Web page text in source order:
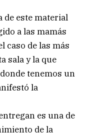
de este material
a las mamás
caso de las más
sala y la que
tenemos un
la
es una de
de la